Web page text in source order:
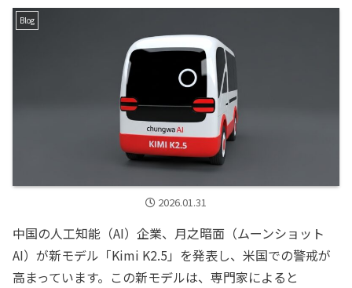
Blog
2026.01.31
中国の人工知能（AI）企業、月之暗面（ムーンショット
AI）が新モデル「Kimi K2.5」を発表し、米国での警戒が
高まっています。この新モデルは、専門家によると